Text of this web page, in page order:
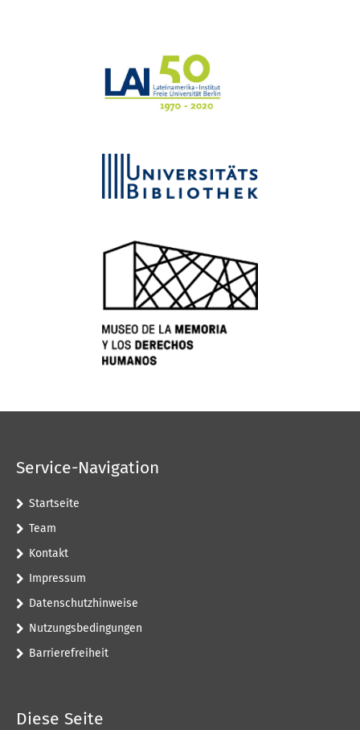
Service-Navigation
Startseite
Team
Kontakt
Impressum
Datenschutzhinweise
Nutzungsbedingungen
Barrierefreiheit
Diese Seite